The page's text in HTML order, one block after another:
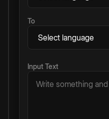
To
Input Text